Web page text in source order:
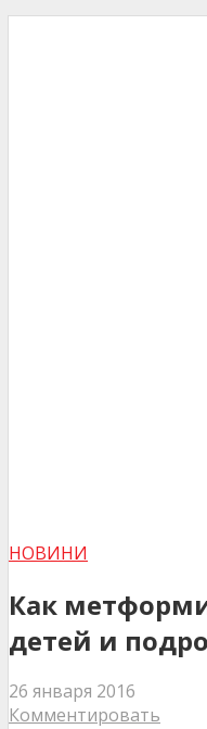
НОВИНИ
Как
детей и
26 января 2016
Комментировать